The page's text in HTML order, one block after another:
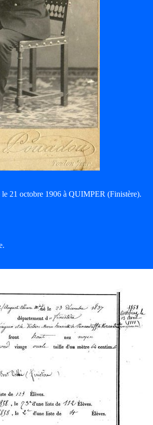
21 octobre 1906 à QUIMPER (Finistère).